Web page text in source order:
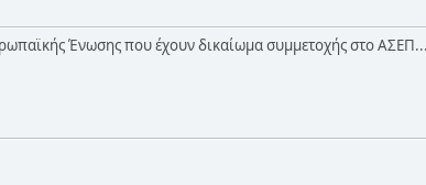
Ένωσης που έχουν δικαίωμα συμμετοχής στο ΑΣΕΠ...